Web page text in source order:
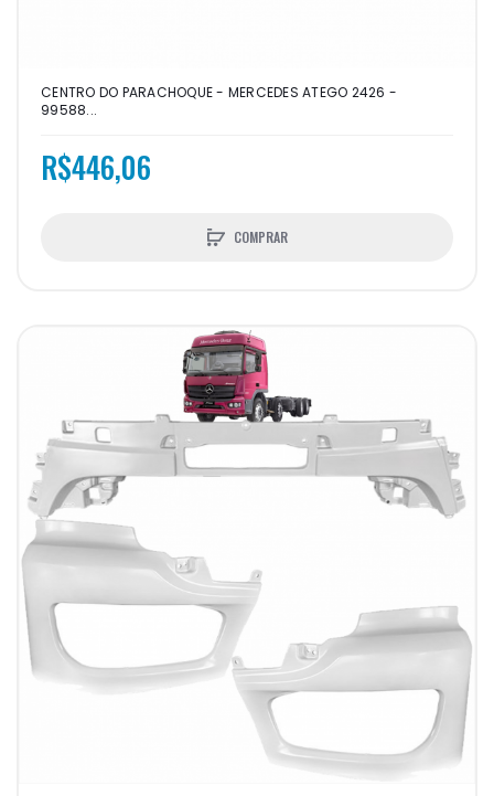
CENTRO DO PARACHOQUE - MERCEDES ATEGO 2426 -
99588...
R$446,06
COMPRAR